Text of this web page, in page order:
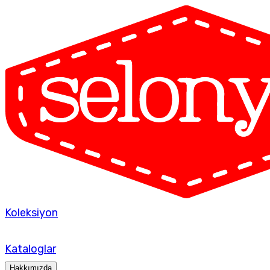
Koleksiyon
Kataloglar
Hakkımızda